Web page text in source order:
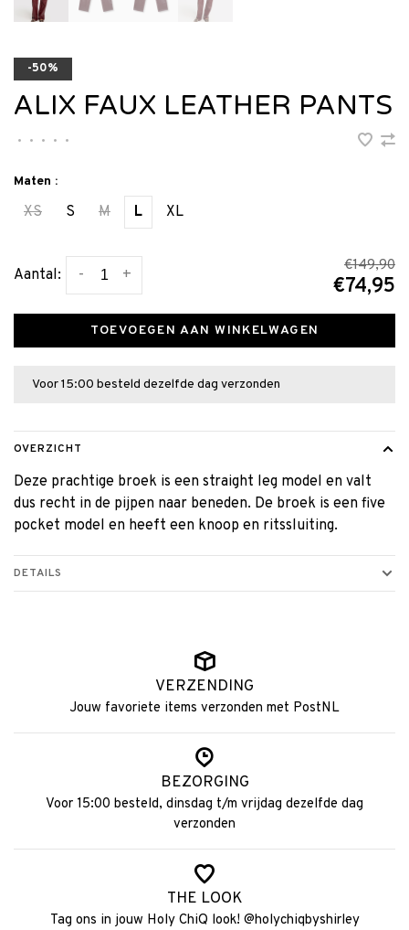
-50%
ALIX FAUX LEATHER PANTS
• • • • •
Maten :
XS S M L XL
Aantal: +
-
€149,90
€74,95
TOEVOEGEN AAN WINKELWAGEN
Voor 15:00 besteld dezelfde dag verzonden
OVERZICHT
Deze prachtige broek is een straight leg model en valt
dus recht in de pijpen naar beneden. De broek is een five
pocket model en heeft een knoop en ritssluiting.
DETAILS
VERZENDING
Jouw favoriete items verzonden met PostNL
BEZORGING
Voor 15:00 besteld, dinsdag t/m vrijdag dezelfde dag
verzonden
THE LOOK
Tag ons in jouw Holy ChiQ look! @holychiqbyshirley